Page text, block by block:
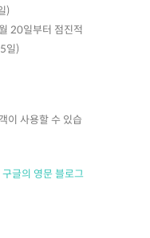
)
20일부터 점진적
일)
이 사용할 수 있습
글의 영문 블로그